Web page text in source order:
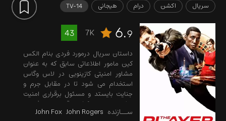
سریال اکشن درام هیجانی TV-14
6.9
7K
43
داستان سریال درمورد فردی بنام الکس
کین مامور اطلاعاتی سابق که به عنوان
مشاور امنیتی کازینویی در لاس وگاس
استخدام می شود تا در مقابل جرم و
جنایت بایستد و مسئول برقراری امنیت
باشد. او پس از کش و قوس های فراوان
در زندگی خود و کشته شدن همسرش، با
ســازنده John Rogers
John Fox